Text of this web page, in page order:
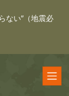
ない”（地震必